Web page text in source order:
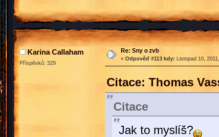
Karina Callaham
Příspěvků: 329
Re: Sny o zvb
« Odpověď #113 kdy: Listopad 10,
Citace: Thomas
Citace
Jak to myslíš?